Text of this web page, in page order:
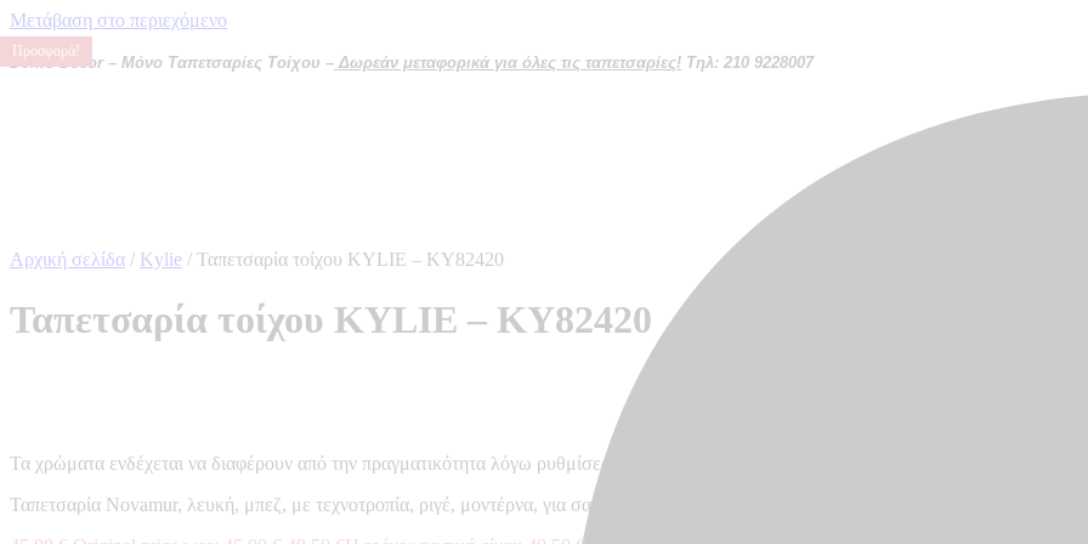
Μετάβαση στο περιεχόμενο
Domo Decor – Μόνο Ταπετσαρίες Τοίχου – Δωρεάν μεταφορικά για όλες τις ταπετσαρίες! Τηλ: 210 9228007
Αρχική σελίδα / Kylie / Ταπετσαρία τοίχου KYLIE – KY82420
Ταπετσαρία τοίχου KYLIE – KY82420
Τα χρώματα ενδέχεται να διαφέρουν από την πραγματικότητα λόγω ρυθμίσεων κάθε οθόνης
Ταπετσαρία Novamur, λευκή, μπεζ, με τεχνοτροπία, ριγέ, μοντέρνα, για σαλόνι, κρεβατοκάμαρα, γραφείο – Made in Germany, 10,05 x
Προσφορά!
Προσφορά!
Προσφορά!
Προσφορά!